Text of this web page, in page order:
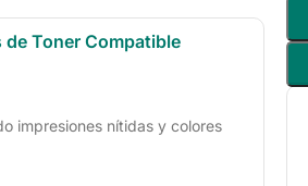
Toner Compatible
impresiones nítidas y colores